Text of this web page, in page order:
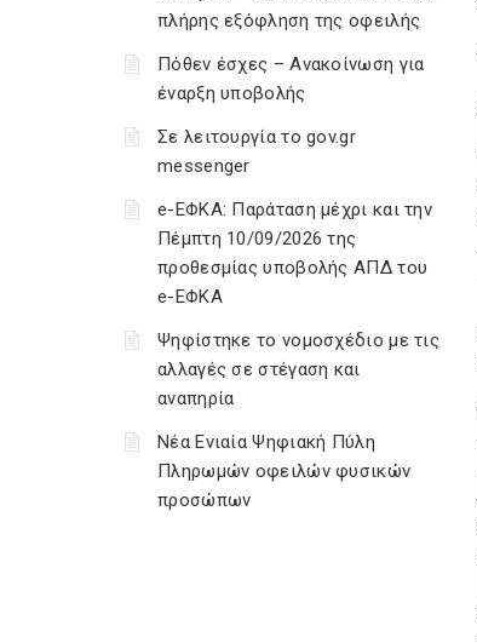
πλήρης εξόφληση της οφειλής
Πόθεν έσχες – Ανακοίνωση για
έναρξη υποβολής
Σε λειτουργία το gov.gr
messenger
e-ΕΦΚΑ: Παράταση μέχρι και την
Πέμπτη 10/09/2026 της
προθεσμίας υποβολής ΑΠΔ του
e-ΕΦΚΑ
Ψηφίστηκε το νομοσχέδιο με τις
αλλαγές σε στέγαση και
αναπηρία
Νέα Ενιαία Ψηφιακή Πύλη
Πληρωμών οφειλών φυσικών
προσώπων